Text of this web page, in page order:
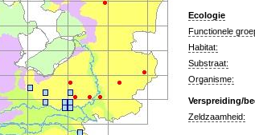
Ecologie
Functionele
Habitat:
Substraat:
Organisme:
Verspreiding/
Zeldzaamheid: